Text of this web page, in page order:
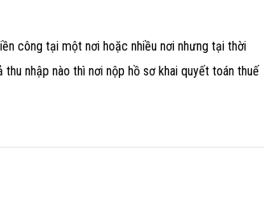
công tại một nơi hoặc nhiều nơi nhưng tại thời
nhập nào thì nơi nộp hồ sơ khai quyết toán thuế